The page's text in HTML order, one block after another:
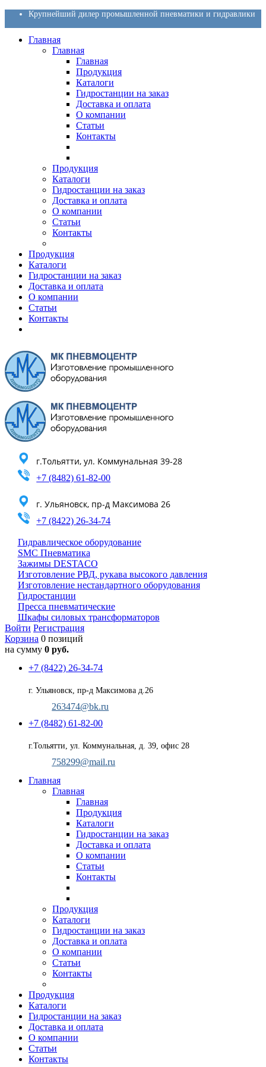
Крупнейший дилер промышленной пневматики и гидравлики
Главная
Главная
Главная
Продукция
Каталоги
Гидростанции на заказ
Доставка и оплата
О компании
Статьи
Контакты
Продукция
Каталоги
Гидростанции на заказ
Доставка и оплата
О компании
Статьи
Контакты
Продукция
Каталоги
Гидростанции на заказ
Доставка и оплата
О компании
Статьи
Контакты
г.Тольятти, ул. Коммунальная 39-28
+7 (8482) 61-82-00
г. Ульяновск, пр-д Максимова 26
+7 (8422) 26-34-74
Гидравлическое оборудование
SMC Пневматика
Зажимы DESTACO
Изготовление РВД, рукава высокого давления
Изготовление нестандартного оборудования
Гидростанции
Пресса пневматические
Шкафы силовых трансформаторов
Войти Регистрация
Корзина 0 позиций
на сумму 0 руб.
+7 (8422) 26-34-74
г. Ульяновск, пр-д Максимова д.26
263474@bk.ru
+7 (8482) 61-82-00
г.Тольятти, ул. Коммунальная, д. 39, офис 28
758299@mail.ru
Главная
Главная
Главная
Продукция
Каталоги
Гидростанции на заказ
Доставка и оплата
О компании
Статьи
Контакты
Продукция
Каталоги
Гидростанции на заказ
Доставка и оплата
О компании
Статьи
Контакты
Продукция
Каталоги
Гидростанции на заказ
Доставка и оплата
О компании
Статьи
Контакты